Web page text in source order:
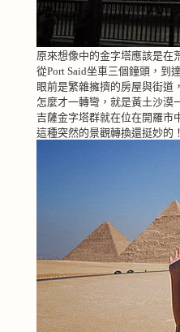
原來想像中的金字塔應該是在
從Port Said坐車三個鐘頭，到
眼前是繁雜擁擠的房屋與街道，
怎麼才一轉彎，就是黃土沙漠
吉薩金字塔群就在位在開羅市
這種突然的景觀轉換還挺妙的！